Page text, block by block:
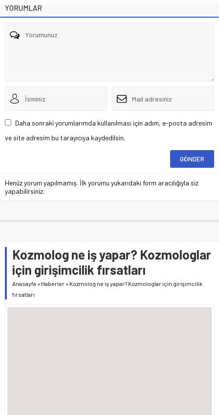
YORUMLAR
Daha sonraki yorumlarımda kullanılması için adım, e-posta adresim
ve site adresim bu tarayıcıya kaydedilsin.
Henüz yorum yapılmamış. İlk yorumu yukarıdaki form aracılığıyla siz
yapabilirsiniz.
Kozmolog ne iş yapar? Kozmologlar
için girişimcilik fırsatları
Anasayfa » Haberler » Kozmolog ne iş yapar? Kozmologlar için girişimcilik
fırsatları